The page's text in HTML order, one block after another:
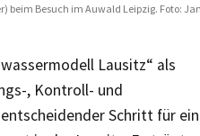
beim Besuch im Auwald Leipzig. Foto:
Lausitz“ als
, Kontroll- und
Schritt für ein